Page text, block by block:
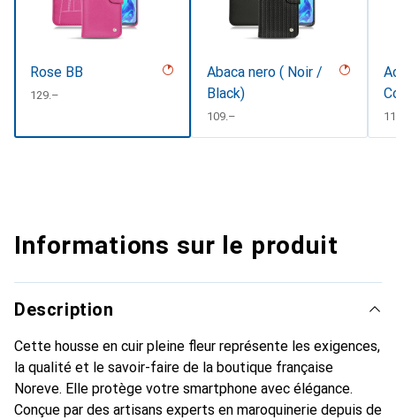
Rose BB
CHF
129.–
Abaca nero ( Noir /
Black)
CHF
109.–
Informations sur le produit
Description
Cette housse en cuir pleine fleur représente les exigences,
la qualité et le savoir-faire de la boutique française
Noreve. Elle protège votre smartphone avec élégance.
Conçue par des artisans experts en maroquinerie depuis de